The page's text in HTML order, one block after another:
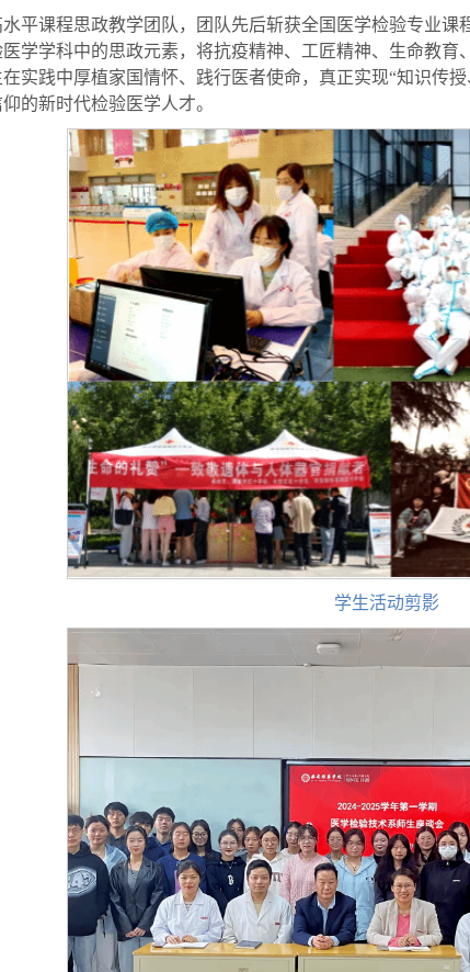
平课程思政教学团队，团队先后斩获全国医学检验专业
学学科中的思政元素，将抗疫精神、工匠精神、生命教育
实践中厚植家国情怀、践行医者使命，真正实现“知识传
的新时代检验医学人才。
学生活动剪影